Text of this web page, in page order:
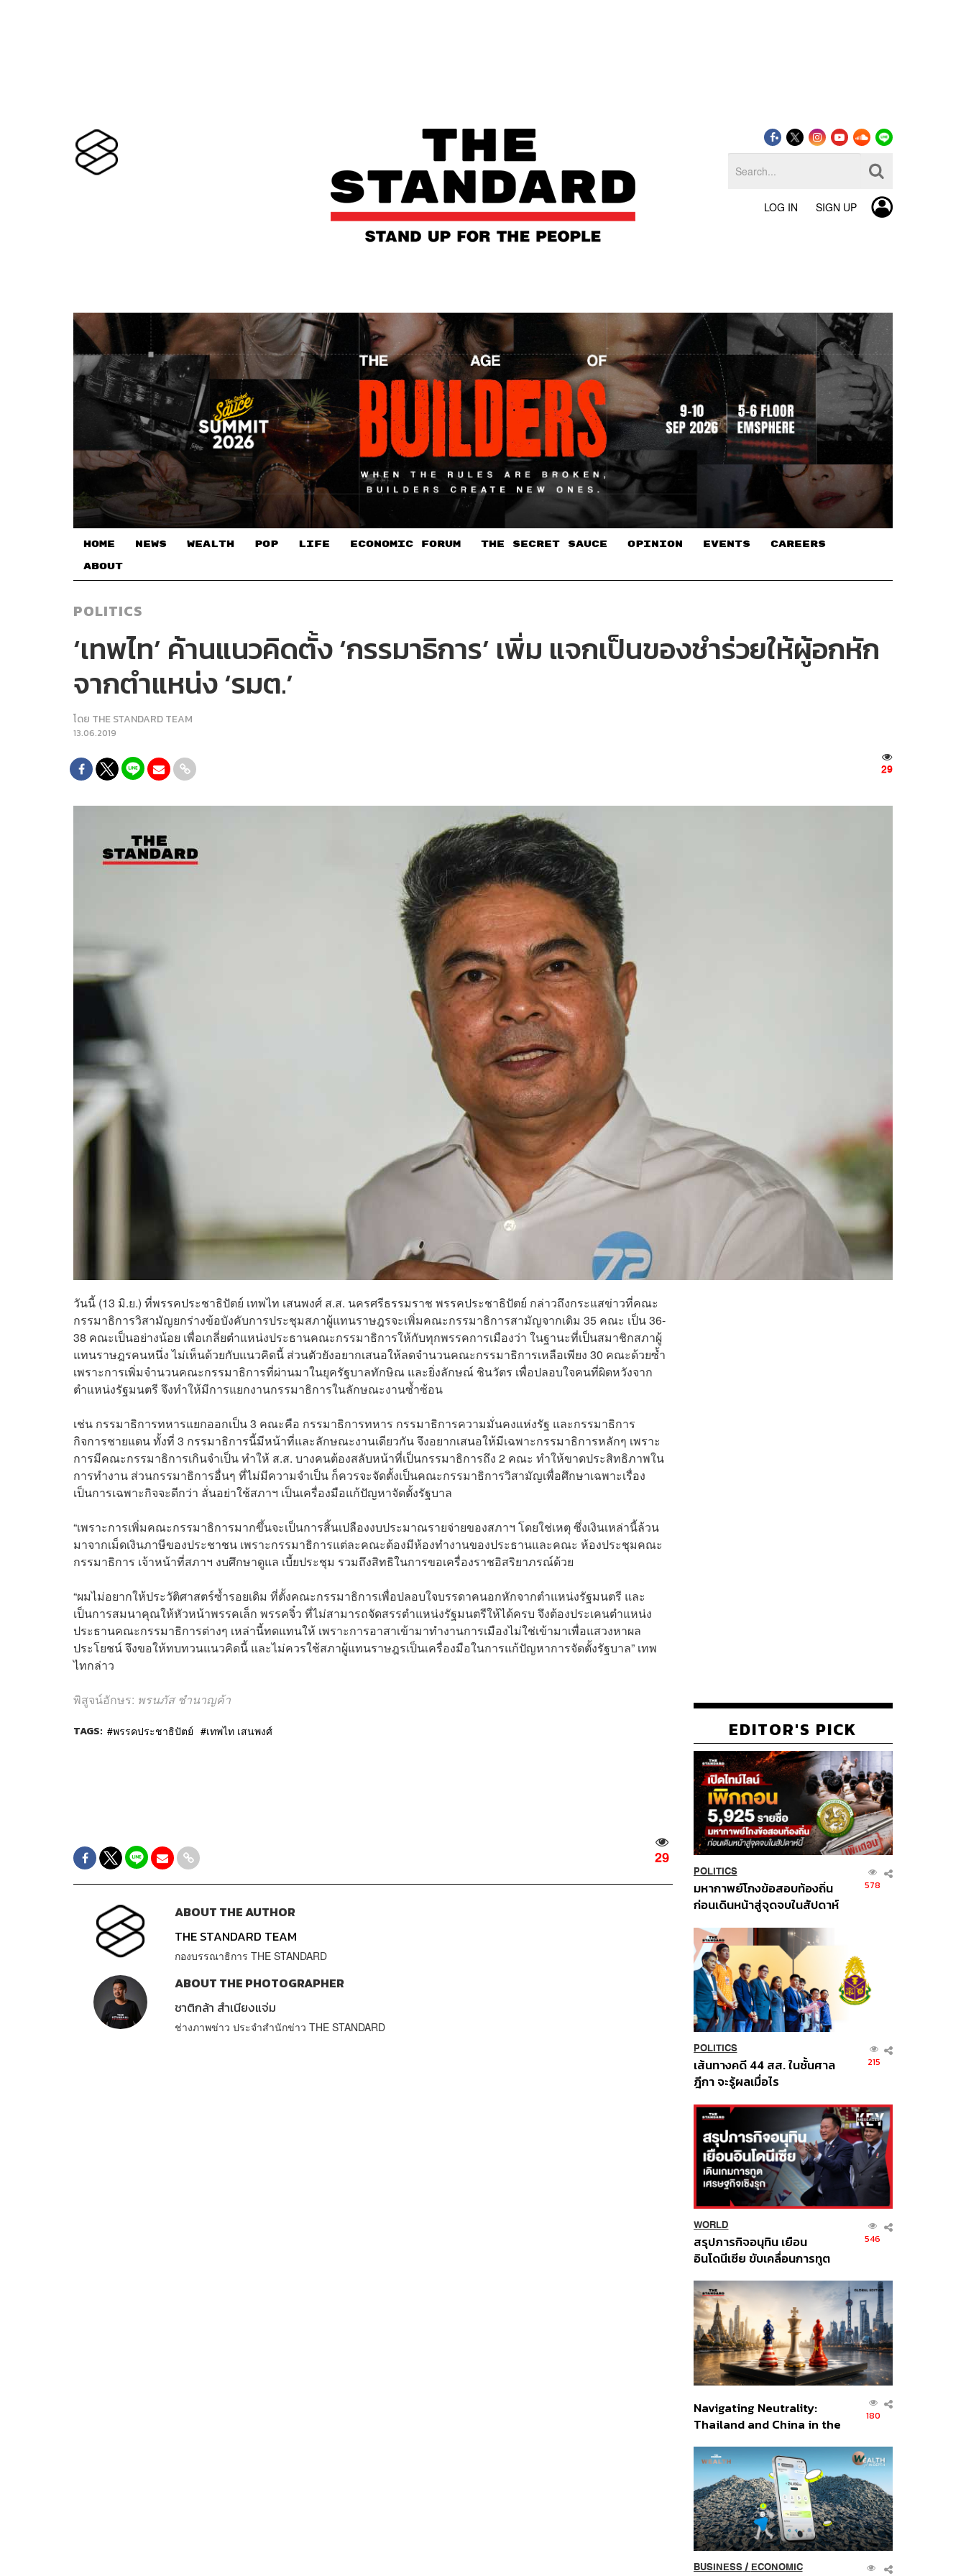
LOG IN SIGN UP
HOME NEWS WEALTH POP LIFE ECONOMIC FORUM THE SECRET SAUCE​ OPINION EVENTS CAREERS
ABOUT
POLITICS
‘เทพไท’ ค้านแนวคิดตั้ง ‘กรรมาธิการ’ เพิ่ม แจกเป็นของชำร่วยให้ผู้อกหัก
จากตำแหน่ง ‘รมต.’
โดย THE STANDARD TEAM
13.06.2019
29
วันนี้ (13 มิ.ย.) ที่พรรคประชาธิปัตย์ เทพไท เสนพงศ์ ส.ส. นครศรีธรรมราช พรรคประชาธิปัตย์ กล่าวถึงกระแสข่าวที่คณะ
กรรมาธิการวิสามัญยกร่างข้อบังคับการประชุมสภาผู้แทนราษฎรจะเพิ่มคณะกรรมาธิการสามัญจากเดิม 35 คณะ เป็น 36-
38 คณะเป็นอย่างน้อย เพื่อเกลี่ยตำแหน่งประธานคณะกรรมาธิการให้กับทุกพรรคการเมืองว่า ในฐานะที่เป็นสมาชิกสภาผู้
แทนราษฎรคนหนึ่ง ไม่เห็นด้วยกับแนวคิดนี้ ส่วนตัวยังอยากเสนอให้ลดจำนวนคณะกรรมาธิการเหลือเพียง 30 คณะด้วยซ้ำ
เพราะการเพิ่มจำนวนคณะกรรมาธิการที่ผ่านมาในยุครัฐบาลทักษิณ และยิ่งลักษณ์ ชินวัตร เพื่อปลอบใจคนที่ผิดหวังจาก
ตำแหน่งรัฐมนตรี จึงทำให้มีการแยกงานกรรมาธิการในลักษณะงานซ้ำซ้อน
เช่น กรรมาธิการทหารแยกออกเป็น 3 คณะคือ กรรมาธิการทหาร กรรมาธิการความมั่นคงแห่งรัฐ และกรรมาธิการ
กิจการชายแดน ทั้งที่ 3 กรรมาธิการนี้มีหน้าที่และลักษณะงานเดียวกัน จึงอยากเสนอให้มีเฉพาะกรรมาธิการหลักๆ เพราะ
การมีคณะกรรมาธิการเกินจำเป็น ทำให้ ส.ส. บางคนต้องสลับหน้าที่เป็นกรรมาธิการถึง 2 คณะ ทำให้ขาดประสิทธิภาพใน
การทำงาน ส่วนกรรมาธิการอื่นๆ ที่ไม่มีความจำเป็น ก็ควรจะจัดตั้งเป็นคณะกรรมาธิการวิสามัญเพื่อศึกษาเฉพาะเรื่อง
เป็นการเฉพาะกิจจะดีกว่า ลั่นอย่าใช้สภาฯ เป็นเครื่องมือแก้ปัญหาจัดตั้งรัฐบาล
“เพราะการเพิ่มคณะกรรมาธิการมากขึ้นจะเป็นการสิ้นเปลืองงบประมาณรายจ่ายของสภาฯ โดยใช่เหตุ ซึ่งเงินเหล่านี้ล้วน
มาจากเม็ดเงินภาษีของประชาชน เพราะกรรมาธิการแต่ละคณะต้องมีห้องทำงานของประธานและคณะ ห้องประชุมคณะ
กรรมาธิการ เจ้าหน้าที่สภาฯ งบศึกษาดูแล เบี้ยประชุม รวมถึงสิทธิในการขอเครื่องราชอิสริยาภรณ์ด้วย
“ผมไม่อยากให้ประวัติศาสตร์ซ้ำรอยเดิม ที่ตั้งคณะกรรมาธิการเพื่อปลอบใจบรรดาคนอกหักจากตำแหน่งรัฐมนตรี และ
เป็นการสมนาคุณให้หัวหน้าพรรคเล็ก พรรคจิ๋ว ที่ไม่สามารถจัดสรรตำแหน่งรัฐมนตรีให้ได้ครบ จึงต้องประเคนตำแหน่ง
ประธานคณะกรรมาธิการต่างๆ เหล่านี้ทดแทนให้ เพราะการอาสาเข้ามาทำงานการเมืองไม่ใช่เข้ามาเพื่อแสวงหาผล
ประโยชน์ จึงขอให้ทบทวนแนวคิดนี้ และไม่ควรใช้สภาผู้แทนราษฎรเป็นเครื่องมือในการแก้ปัญหาการจัดตั้งรัฐบาล” เทพ
ไทกล่าว
พิสูจน์อักษร: พรนภัส ชำนาญค้า
TAGS: พรรคประชาธิปัตย์ เทพไท เสนพงศ์
29
ABOUT THE AUTHOR
THE STANDARD TEAM
กองบรรณาธิการ THE STANDARD
ABOUT THE PHOTOGRAPHER
ชาติกล้า สำเนียงแจ่ม
ช่างภาพข่าว ประจำสำนักข่าว THE STANDARD
EDITOR'S PICK
POLITICS
มหากาพย์โกงข้อสอบท้องถิ่น
ก่อนเดินหน้าสู่จุดจบในสัปดาห์
578
POLITICS
เส้นทางคดี 44 สส. ในชั้นศาล
ฎีกา จะรู้ผลเมื่อไร
215
WORLD
สรุปภารกิจอนุทิน เยือน
อินโดนีเซีย ขับเคลื่อนการทูต
ส่วนยุทธศาสตร์ไทย –
อินโดนีเซีย
546
Navigating Neutrality:
Thailand and China in the
Order
180
BUSINESS/ ECONOMIC